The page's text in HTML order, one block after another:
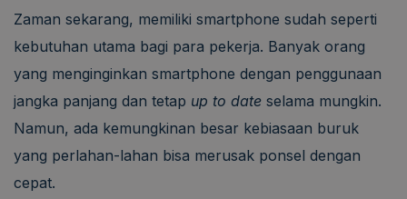
Zaman sekarang, memiliki smartphone sudah seperti
kebutuhan utama bagi para pekerja. Banyak orang
yang menginginkan smartphone dengan penggunaan
jangka panjang dan tetap up to date selama mungkin.
Namun, ada kemungkinan besar kebiasaan buruk
yang perlahan-lahan bisa merusak ponsel dengan
cepat.